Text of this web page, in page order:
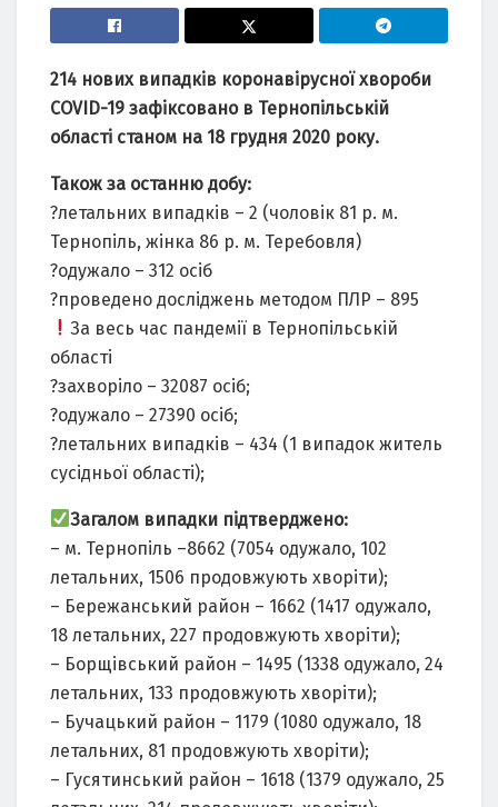
214 нових випадків коронавірусної хвороби
COVID-19 зафіксовано в Тернопільській
області станом на 18 грудня 2020 року.
Також за останню добу:
?летальних випадків – 2 (чоловік 81 р. м.
Тернопіль, жінка 86 р. м. Теребовля)
?одужало – 312 осіб
?проведено досліджень методом ПЛР – 895
За весь час пандемії в Тернопільській
області
?захворіло – 32087 осіб;
?одужало – 27390 осіб;
?летальних випадків – 434 (1 випадок житель
сусідньої області);
Загалом випадки підтверджено:
– м. Тернопіль –8662 (7054 одужало, 102
летальних, 1506 продовжують хворіти);
– Бережанський район – 1662 (1417 одужало,
18 летальних, 227 продовжують хворіти);
– Борщівський район – 1495 (1338 одужало, 24
летальних, 133 продовжують хворіти);
– Бучацький район – 1179 (1080 одужало, 18
летальних, 81 продовжують хворіти);
– Гусятинський район – 1618 (1379 одужало, 25